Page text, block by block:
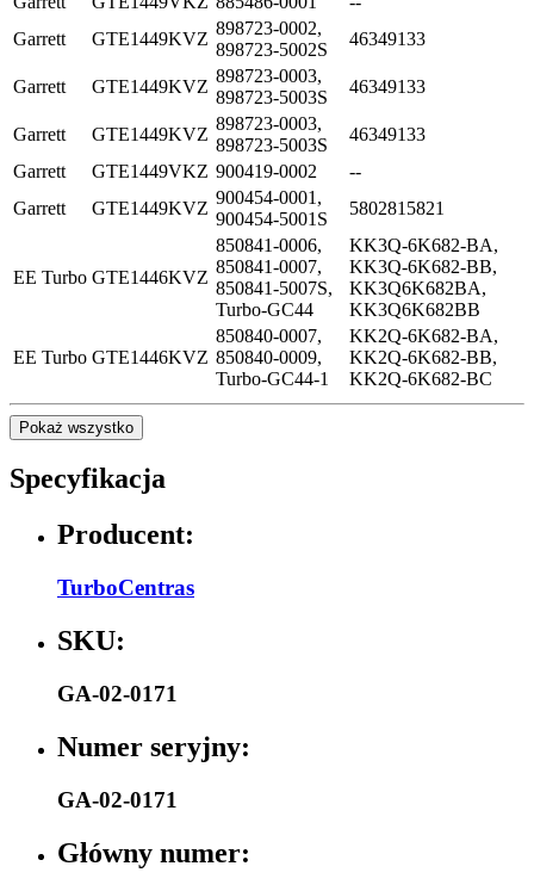
Garrett
GTE1449KVZ
898723-0002,
898723-5002S
46349133
Garrett GTE1449KVZ
898723-0003,
898723-5003S
46349133
Garrett GTE1449KVZ
898723-0003,
898723-5003S
46349133
Garrett
GTE1449VKZ 900419-0002
--
Garrett
GTE1449KVZ
900454-0001,
900454-5001S
5802815821
EE Turbo GTE1446KVZ
850841-0006,
850841-0007,
850841-5007S,
Turbo-GC44
KK3Q-6K682-BA,
KK3Q-6K682-BB,
KK3Q6K682BA,
KK3Q6K682BB
EE Turbo GTE1446KVZ
850840-0007,
850840-0009,
Turbo-GC44-1
KK2Q-6K682-BA,
KK2Q-6K682-BB,
KK2Q-6K682-BC
Pokaż wszystko
Specyfikacja
Producent:
TurboCentras
SKU:
GA-02-0171
Numer seryjny:
GA-02-0171
Główny numer: